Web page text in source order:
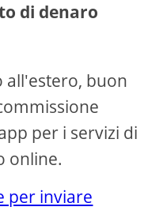
di denaro
all'estero, buon
per i servizi di
online.
per inviare